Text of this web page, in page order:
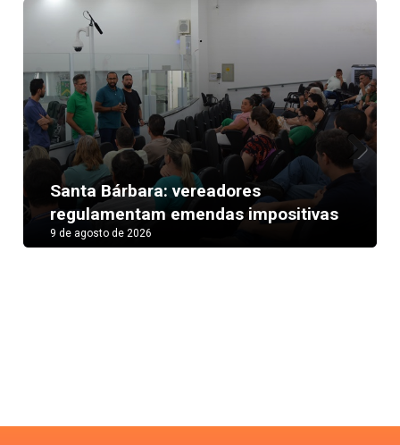
Santa Bárbara: vereadores
regulamentam emendas impositivas
9 de agosto de 2026